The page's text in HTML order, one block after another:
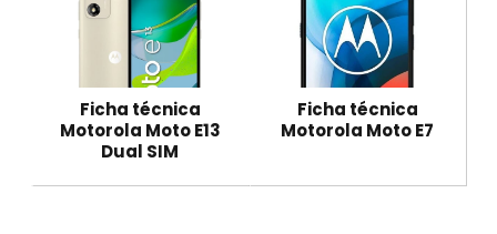
Ficha técnica
Motorola Moto E13
Dual SIM
Ficha técnica
Motorola Moto E7